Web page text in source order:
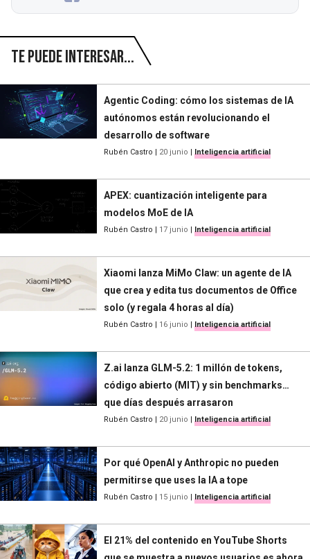
Te puede interesar...
Agentic Coding: cómo los sistemas de IA
autónomos están revolucionando el
desarrollo de software
Rubén Castro | 20 junio | Inteligencia artificial
APEX: cuantización inteligente para
modelos MoE de IA
Rubén Castro | 17 junio | Inteligencia artificial
Xiaomi lanza MiMo Claw: un agente de IA
que crea y edita tus documentos de Office
solo (y regala 4 horas al día)
Rubén Castro | 16 junio | Inteligencia artificial
Z.ai lanza GLM-5.2: 1 millón de tokens,
código abierto (MIT) y sin benchmarks…
que días después arrasaron
Rubén Castro | 20 junio | Inteligencia artificial
Por qué OpenAI y Anthropic no pueden
permitirse que uses la IA a tope
Rubén Castro | 15 junio | Inteligencia artificial
El 21% del contenido en YouTube Shorts